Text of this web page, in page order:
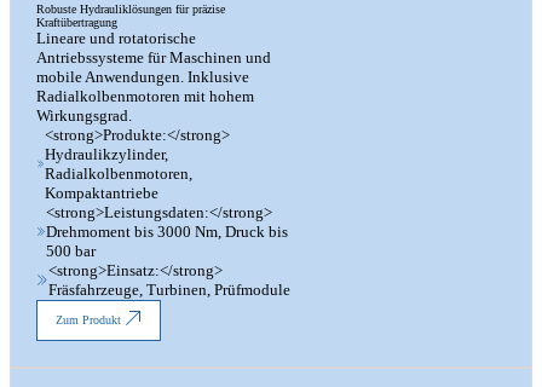
Robuste Hydrauliklösungen für präzise
Kraftübertragung
Lineare und rotatorische
Antriebssysteme für Maschinen und
mobile Anwendungen. Inklusive
Radialkolbenmotoren mit hohem
Wirkungsgrad.
<strong>Produkte:</strong>
Hydraulikzylinder,
Radialkolbenmotoren,
Kompaktantriebe
<strong>Leistungsdaten:</strong>
Drehmoment bis 3000 Nm, Druck bis
500 bar
<strong>Einsatz:</strong>
Fräsfahrzeuge, Turbinen, Prüfmodule
Zum Produkt